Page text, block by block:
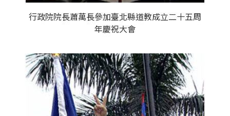
行政院院長蕭萬長參加臺北縣道教成立二十五周
年慶祝大會